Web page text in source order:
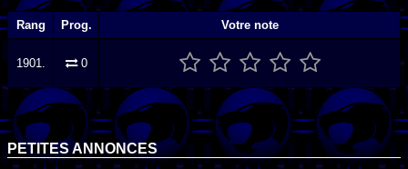
Rang Prog. Votre note
1901. 0
PETITES ANNONCES